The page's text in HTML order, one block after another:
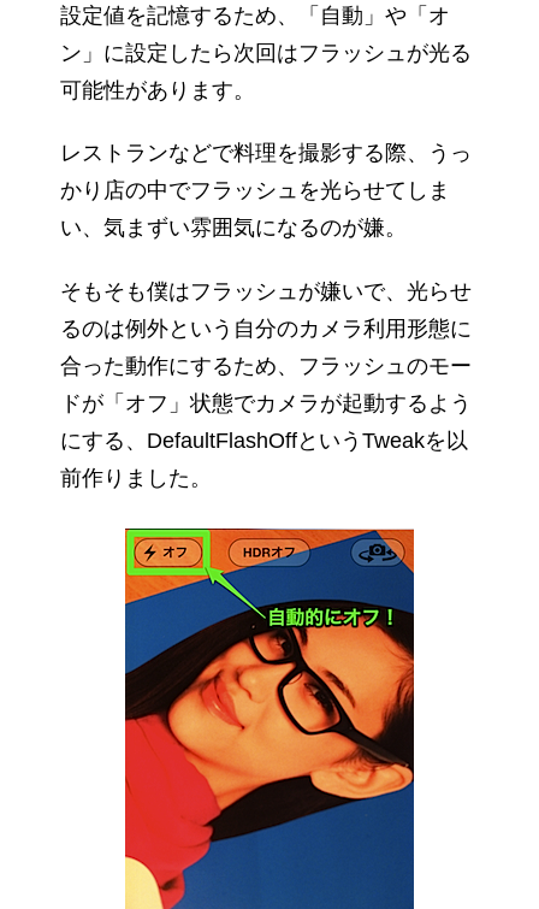
設定値を記憶するため、「自動」や「オ
ン」に設定したら次回はフラッシュが光る
可能性があります。
レストランなどで料理を撮影する際、うっ
かり店の中でフラッシュを光らせてしま
い、気まずい雰囲気になるのが嫌。
そもそも僕はフラッシュが嫌いで、光らせ
るのは例外という自分のカメラ利用形態に
合った動作にするため、フラッシュのモー
ドが「オフ」状態でカメラが起動するよう
にする、DefaultFlashOffというTweakを以
前作りました。